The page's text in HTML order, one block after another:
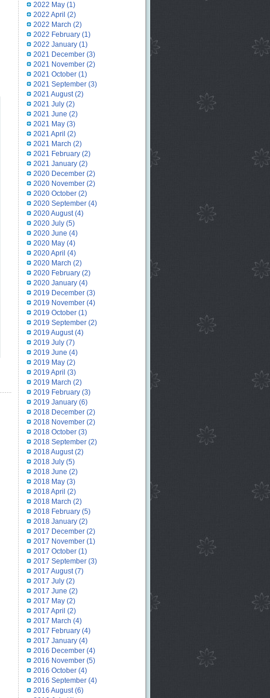
2022 May(1)
2022 April (2)
2022 March (2)
2022 February(1)
2022 January(1)
2021 December(3)
2021 November(2)
2021 October(1)
2021 September(3)
2021 August(2)
2021 July(2)
2021 June (2)
2021 May(3)
2021 April (2)
2021 March (2)
2021 February(2)
2021 January(2)
2020 December(2)
2020 November(2)
2020 October(2)
2020 September(4)
2020 August(4)
2020 July(5)
2020 June (4)
2020 May(4)
2020 April (4)
2020 March (2)
2020 February(2)
2020 January(4)
2019 December(3)
2019 November(4)
2019 October(1)
2019 September(2)
2019 August(4)
2019 July(7)
2019 June (4)
2019 May(2)
2019 April (3)
2019 March (2)
2019 February(3)
2019 January(6)
2018 December(2)
2018 November(2)
2018 October(3)
2018 September(2)
2018 August(2)
2018 July(5)
2018 June (2)
2018 May(3)
2018 April (2)
2018 March (2)
2018 February(5)
2018 January(2)
2017 December(2)
2017 November(1)
2017 October(1)
2017 September(3)
2017 August(7)
2017 July(2)
2017 June (2)
2017 May(2)
2017 April (2)
2017 March (4)
2017 February(4)
2017 January(4)
2016 December(4)
2016 November(5)
2016 October(4)
2016 September(4)
2016 August(6)